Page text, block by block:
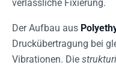
verlässliche Fixierung.
Der Aufbau aus
Druckübertragung bei
Vibrationen. Die